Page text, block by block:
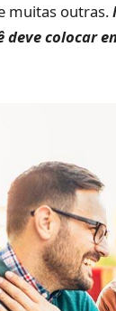
muitas outras.
deve colocar